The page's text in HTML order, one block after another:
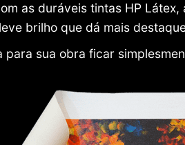
as duráveis tintas HP
leve brilho que dá mais
para sua obra ficar